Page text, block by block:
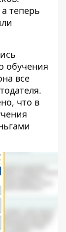
теперь
обучения
все
что в